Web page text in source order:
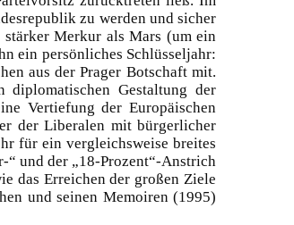
zu werden und sicher
Merkur als Mars (um ein
ein persönliches Schlüsseljahr:
aus der Prager Botschaft mit.
diplomatischen Gestaltung der
Vertiefung der Europäischen
der Liberalen mit bürgerlicher
für ein vergleichsweise breites
und der „18-Prozent“-Anstrich
das Erreichen der großen Ziele
und seinen Memoiren (1995)